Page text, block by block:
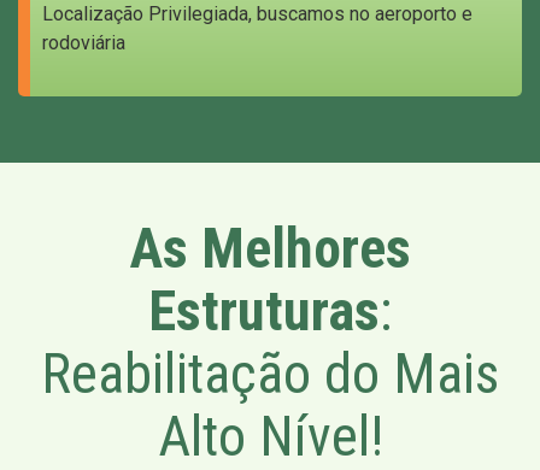
Localização Privilegiada, buscamos no aeroporto e
rodoviária
As Melhores
Estruturas:
Reabilitação do Mais
Alto Nível!